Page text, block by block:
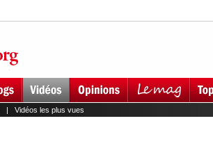
| Vidéos les plus vues